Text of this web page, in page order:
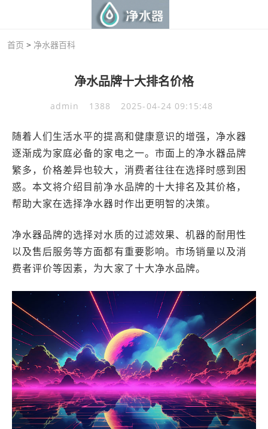
首页 > 净水器百科
净水品牌十大排名价格
admin 1388 2025-04-24 09:15:48
随着人们生活水平的提高和健康意识的增强，净水器
逐渐成为家庭必备的家电之一。市面上的净水器品牌
繁多，价格差异也较大，消费者往往在选择时感到困
惑。本文将介绍目前净水品牌的十大排名及其价格，
帮助大家在选择净水器时作出更明智的决策。
净水器品牌的选择对水质的过滤效果、机器的耐用性
以及售后服务等方面都有重要影响。市场销量以及消
费者评价等因素，为大家了十大净水品牌。